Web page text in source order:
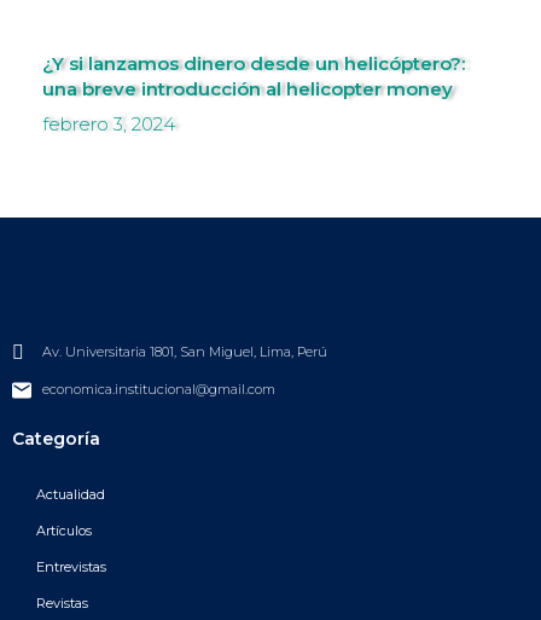
¿Y si lanzamos dinero desde un helicóptero?:
una breve introducción al helicopter money
febrero 3, 2024
Av. Universitaria 1801, San Miguel, Lima, Perú
economica.institucional@gmail.com
Categoría
Actualidad
Artículos
Entrevistas
Revistas